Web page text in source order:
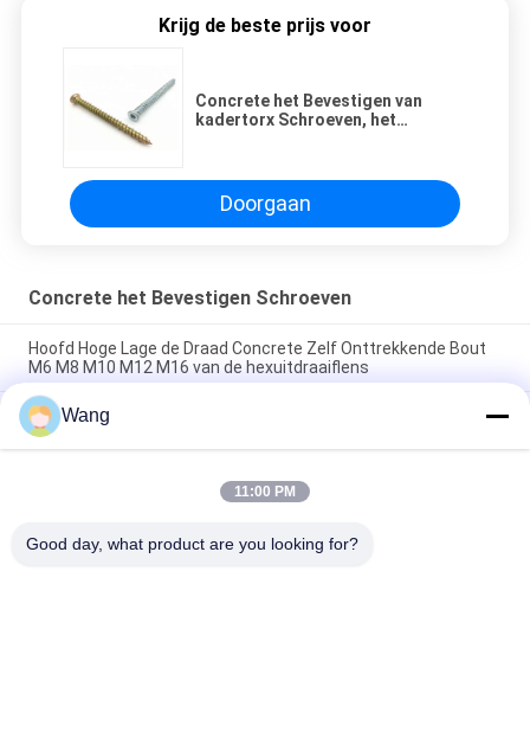
Krijg de beste prijs voor
Concrete het Bevestigen van
kadertorx Schroeven, het
Doorgaan
Concrete het Bevestigen Schroeven
Hoofd Hoge Lage de Draad Concrete Zelf Onttrekkende Bout
M6 M8 M10 M12 M16 van de hexuitdraaiflens
SS410 concrete het Bevestigen Schroeven, de Zelf
Onttrekkende Bouten 1000 Uren Ruspet van M10
M7.5 Concrete het Bevestigen Schroeven in Baksteen het Zelf
Op zwaar werk berekend Onttrekken, het Witte geplateerde
Wang
11:00 PM
Good day, what product are you looking for?